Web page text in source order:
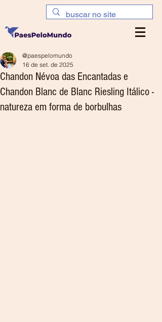
Chandon Névoa das Encantadas e
Chandon Blanc de Blanc Riesling Itálico -
natureza em forma de borbulhas
@paespelomundo
16 de set. de 2025